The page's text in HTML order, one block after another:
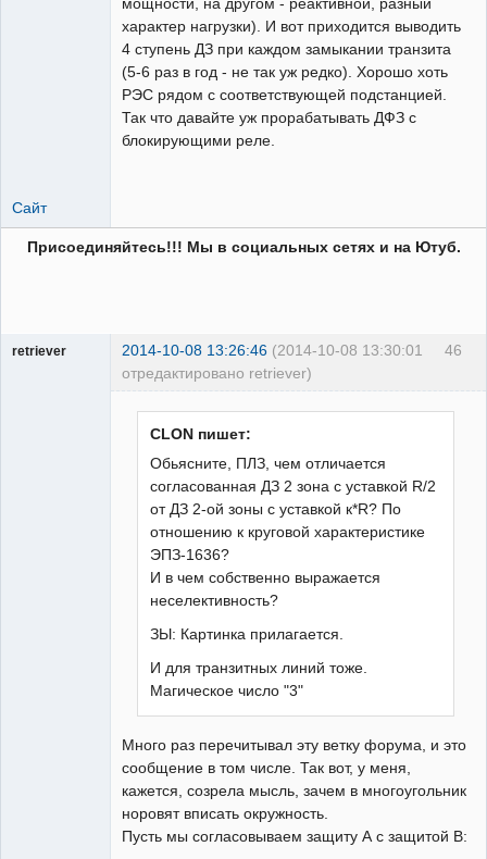
характер нагрузки). И вот приходится выводить
4 ступень ДЗ при каждом замыкании транзита
(5-6 раз в год - не так уж редко). Хорошо хоть
РЭС рядом с соответствующей подстанцией.
Так что давайте уж прорабатывать ДФЗ с
блокирующими реле.
Сайт
Присоединяйтесь!!! Мы в социальных сетях и на Ютуб.
46
retriever 2014-10-08 13:26:46 (2014-10-08 13:30:01
отредактировано retriever)
CLON пишет:
Обьясните, ПЛЗ, чем отличается
согласованная ДЗ 2 зона с уставкой R/2
от ДЗ 2-ой зоны с уставкой к*R? По
отношению к круговой характеристике
ЭПЗ-1636?
И в чем собственно выражается
неселективность?
ЗЫ: Картинка прилагается.
И для транзитных линий тоже.
Магическое число "3"
Много раз перечитывал эту ветку форума, и это
сообщение в том числе. Так вот, у меня,
кажется, созрела мысль, зачем в многоугольник
норовят вписать окружность.
Пусть мы согласовываем защиту А с защитой В: